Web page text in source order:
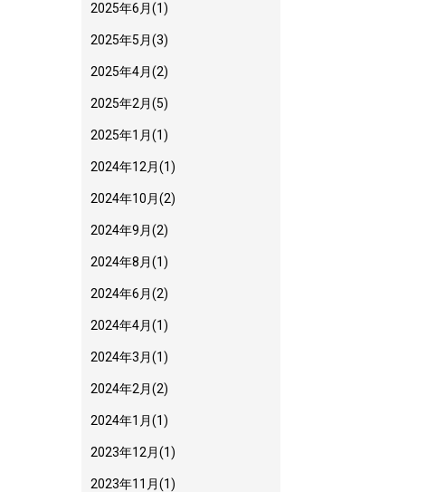
2025年6月(1)
2025年5月(3)
2025年4月(2)
2025年2月(5)
2025年1月(1)
2024年12月(1)
2024年10月(2)
2024年9月(2)
2024年8月(1)
2024年6月(2)
2024年4月(1)
2024年3月(1)
2024年2月(2)
2024年1月(1)
2023年12月(1)
2023年11月(1)